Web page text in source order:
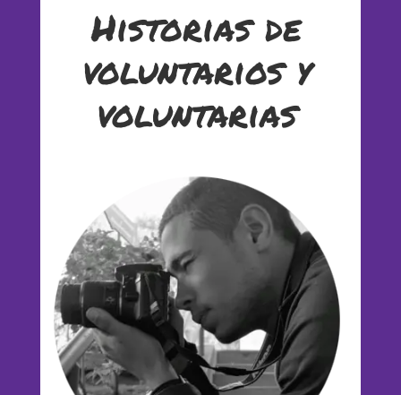
Historias de
voluntarios y
voluntarias
Fes voluntariat
Fes un donatiu